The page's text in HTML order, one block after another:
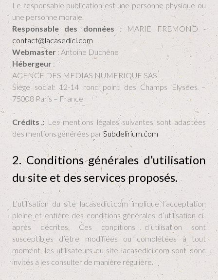
Le responsable publication est une personne physique ou
une personne morale.
Responsable des données: MARIE FREMOND -
contact@lacasedici.com
Webmaster: Antoine Duchêne
Hébergeur :
AGENCE DES MEDIAS NUMERIQUE SAS
Siège social: 12-14 rond point des Champs Elysées –
75008 Paris – France
Crédits :Les mentions légales suivantes sont adaptées
des mentions générées parSubdelirium.com
2. Conditions générales d’utilisation
du site et des services proposés.
L’utilisation du site lacasedici.com implique l’acceptation
pleine et entière des conditions générales d’utilisation ci-
après décrites. Ces conditions d’utilisation sont
susceptibles d’être modifiées ou complétées à tout
moment, les utilisateurs du site lacasedici.com sont donc
invités à les consulter de manière régulière.